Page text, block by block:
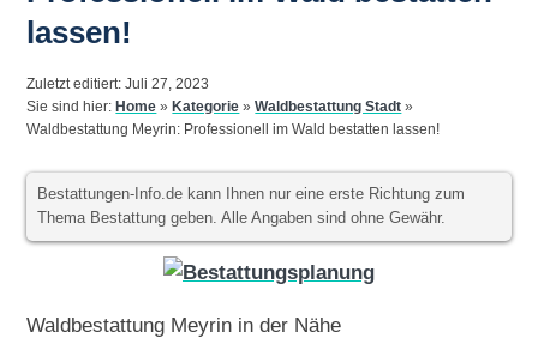
lassen!
Zuletzt editiert: Juli 27, 2023
Sie sind hier:Home »Kategorie »Waldbestattung Stadt »
Waldbestattung Meyrin: Professionell im Wald bestatten lassen!
Bestattungen-Info.de kann Ihnen nur eine erste Richtung zum
Thema Bestattung geben. Alle Angaben sind ohne Gewähr.
Waldbestattung Meyrin in der Nähe